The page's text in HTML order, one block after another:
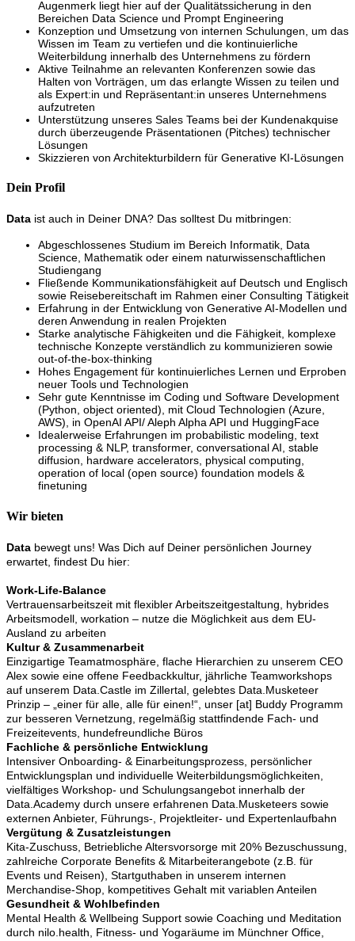
Augenmerk liegt hier auf der Qualitätssicherung in den
Bereichen Data Science und Prompt Engineering
Konzeption und Umsetzung von internen Schulungen, um das
Wissen im Team zu vertiefen und die kontinuierliche
Weiterbildung innerhalb des Unternehmens zu fördern
Aktive Teilnahme an relevanten Konferenzen sowie das
Halten von Vorträgen, um das erlangte Wissen zu teilen und
als Expert:in und Repräsentant:in unseres Unternehmens
aufzutreten
Unterstützung unseres Sales Teams bei der Kundenakquise
durch überzeugende Präsentationen (Pitches) technischer
Lösungen
Skizzieren von Architekturbildern für Generative KI-L ösungen
Dein Profil
Data ist auch in Deiner DNA? Das solltest Du mitbringen:
Abgeschlossenes Studium im Bereich Informatik, Data
Science, Mathematik oder einem naturwissenschaftlichen
Studiengang
Fließende Kommunikationsfähigkeit auf Deutsch und Englisch
sowie Reisebereitschaft im Rahmen einer Consulting Tätigkeit
Erfahrung in der Entwicklung von Generative AI-Modellen und
deren Anwendung in realen Projekten
Starke analytische Fähigkeiten und die Fähigkeit, komplexe
technische Konzepte verständlich zu kommunizieren sowie
out-of-the-box-thinking
Hohes Engagement für kontinuierliches Lernen und Erproben
neuer Tools und Technologien
Sehr gute Kenntnisse im Coding und Software Development
(Python, object oriented), mit Cloud Technologien (Azure,
AWS), in OpenAI API/ Aleph Alpha API und HuggingFace
Idealerweise Erfahrungen im probabilistic modeling, text
processing & NLP, transformer, conversational AI, stable
diffusion, hardware accelerators, physical computing,
operation of local (open source) foundation models &
finetuning
Wir bieten
Data bewegt uns! Was Dich auf Deiner persönlichen Journey
erwartet, findest Du hier:
Work-Life-Balance
Vertrauensarbeitszeit mit flexibler Arbeitszeitgestaltung, hybrides
Arbeitsmodell, workation – nutze die Möglichkeit aus dem EU-
Ausland zu arbeiten
Kultur & Zusammenarbeit
Einzigartige Teamatmosphäre, flache Hierarchien zu unserem CEO
Alex sowie eine offene Feedbackkultur, jährliche Teamworkshops
auf unserem Data.Castle im Zillertal, gelebtes Data.Musketeer
Prinzip – „einer für alle, alle für einen!“, unser [at] Buddy Programm
zur besseren Vernetzung, regelmäßig stattfindende Fach- und
Freizeitevents, hundefreundliche Büros
Fachliche & persönliche Entwicklung
Intensiver Onboarding- & Einarbeitungsprozess, persönlicher
Entwicklungsplan und individuelle Weiterbildungsmöglichkeiten,
vielfältiges Workshop- und Schulungsangebot innerhalb der
Data.Academy durch unsere erfahrenen Data.Musketeers sowie
externen Anbieter, Führungs-, Projektleiter- und Expertenlaufbahn
Vergütung & Zusatzleistungen
Kita-Zuschuss, Betriebliche Altersvorsorge mit 20% Bezuschussung,
zahlreiche Corporate Benefits & Mitarbeiterangebote (z.B. für
Events und Reisen), Startguthaben in unserem internen
Merchandise-Shop, kompetitives Gehalt mit variablen Anteilen
Gesundheit & Wohlbefinden
Mental Health & Wellbeing Support sowie Coaching und Meditation
durch nilo.health, Fitness- und Yogaräume im Münchner Office,